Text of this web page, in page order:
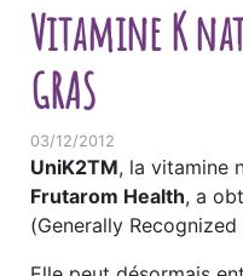
Vitamine K
GRAS
03/12/2012
UniK2TM, la vitamine
Frutarom Health, a
(Generally